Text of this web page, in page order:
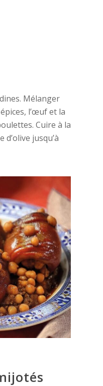
Mélanger
l’œuf et la
Cuire à la
d’olive jusqu’à